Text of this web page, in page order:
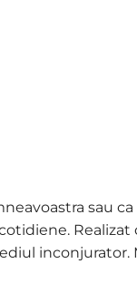
sau
Realizat